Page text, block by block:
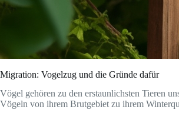
Migration: Vogelzug und die Gründe dafür
Vögel gehören zu den erstaunlichsten Tieren
Vögeln von ihrem Brutgebiet zu ihrem